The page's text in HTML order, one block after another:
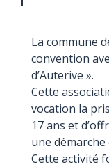
La commune
convention
d’Auterive ».
Cette
vocation la
17 ans et
une démarche
Cette activité